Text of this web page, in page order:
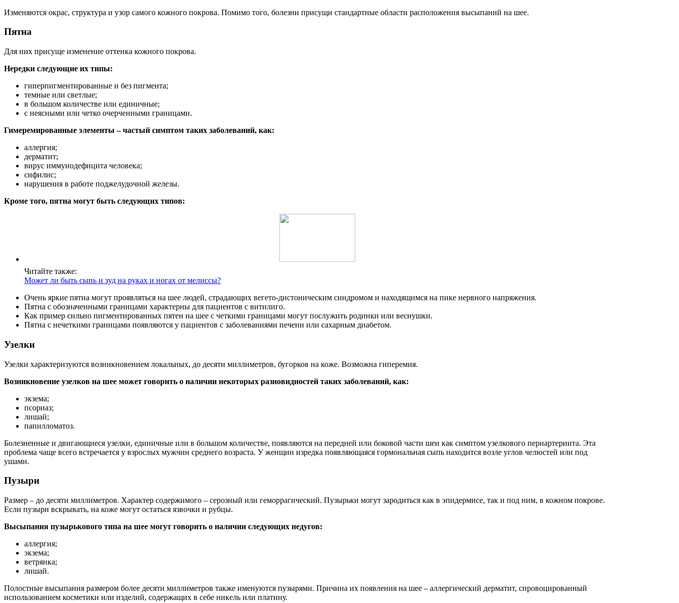
Изменяются окрас, структура и узор самого кожного покрова. Помимо того, болезни присущи стандартные области расположения высыпаний на шее.
Пятна
Для них присуще изменение оттенка кожного покрова.
Нередки следующие их типы:
гиперпигментированные и без пигмента;
темные или светлые;
в большом количестве или единичные;
с неясными или четко очерченными границами.
Гимеремированные элементы – частый симптом таких заболеваний, как:
аллергия;
дерматит;
вирус иммунодефицита человека;
сифилис;
нарушения в работе поджелудочной железы.
Кроме того, пятна могут быть следующих типов:
Читайте также:
Может ли быть сыпь и зуд на руках и ногах от мелиссы?
Очень яркие пятна могут проявляться на шее людей, страдающих вегето-дистоническим синдромом и находящимся на пике нервного напряжения.
Пятна с обозначенными границами характерны для пациентов с витилиго.
Как пример сильно пигментированных пятен на шее с четкими границами могут послужить родинки или веснушки.
Пятна с нечеткими границами появляются у пациентов с заболеваниями печени или сахарным диабетом.
Узелки
Узелки характеризуются возникновением локальных, до десяти миллиметров, бугорков на коже. Возможна гиперемия.
Возникновение узелков на шее может говорить о наличии некоторых разновидностей таких заболеваний, как:
экзема;
псориаз;
лишай;
папилломатоз.
Болезненные и двигающиеся узелки, единичные или в большом количестве, появляются на передней или боковой части шеи как симптом узелкового периартериита. Эта
проблема чаще всего встречается у взрослых мужчин среднего возраста. У женщин изредка появляющаяся гормональная сыпь находится возле углов челюстей или под
ушами.
Пузыри
Размер – до десяти миллиметров. Характер содержимого – серозный или геморрагический. Пузырьки могут зародиться как в эпидермисе, так и под ним, в кожном покрове.
Если пузыри вскрывать, на коже могут остаться язвочки и рубцы.
Высыпания пузырькового типа на шее могут говорить о наличии следующих недугов:
аллергия;
экзема;
ветрянка;
лишай.
Полостные высыпания размером более десяти миллиметров также именуются пузырями. Причина их появления на шее – аллергический дерматит, спровоцированный
использованием косметики или изделий, содержащих в себе никель или платину.